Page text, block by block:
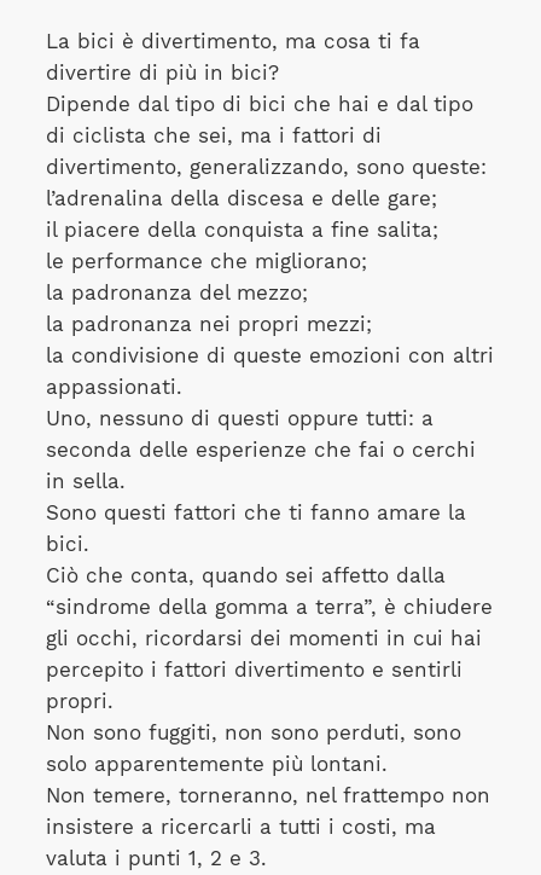
La bici è divertimento, ma cosa ti fa
divertire di più in bici?
Dipende dal tipo di bici che hai e dal tipo
di ciclista che sei, ma i fattori di
divertimento, generalizzando, sono queste:
l’adrenalina della discesa e delle gare;
il piacere della conquista a fine salita;
le performance che migliorano;
la padronanza del mezzo;
la padronanza nei propri mezzi;
la condivisione di queste emozioni con altri
appassionati.
Uno, nessuno di questi oppure tutti: a
seconda delle esperienze che fai o cerchi
in sella.
Sono questi fattori che ti fanno amare la
bici.
Ciò che conta, quando sei affetto dalla
“sindrome della gomma a terra”, è chiudere
gli occhi, ricordarsi dei momenti in cui hai
percepito i fattori divertimento e sentirli
propri.
Non sono fuggiti, non sono perduti, sono
solo apparentemente più lontani.
Non temere, torneranno, nel frattempo non
insistere a ricercarli a tutti i costi, ma
valuta i punti 1, 2 e 3.